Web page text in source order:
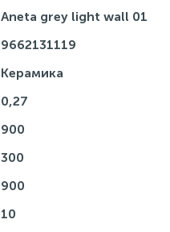
Aneta grey light wall 01
9662131119
Керамика
0,27
900
300
900
10